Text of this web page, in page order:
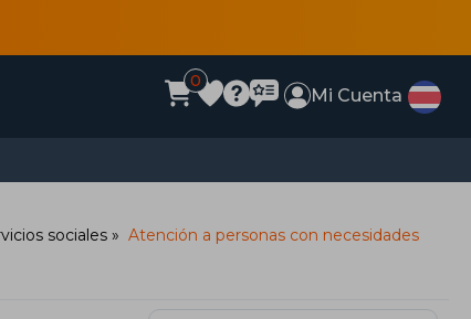
0
Mi Cuenta
sociales
Atención a personas con necesidades